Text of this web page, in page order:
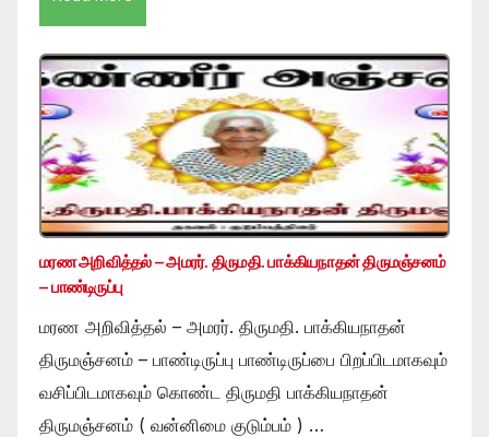
மரண அறிவித்தல் – அமரர். திருமதி. பாக்கியநாதன் திருமஞ்சனம்
– பாண்டிருப்பு
மரண அறிவித்தல் – அமரர். திருமதி. பாக்கியநாதன்
திருமஞ்சனம் – பாண்டிருப்பு பாண்டிருப்பை பிறப்பிடமாகவும்
வசிப்பிடமாகவும் கொண்ட திருமதி பாக்கியநாதன்
திருமஞ்சனம் ( வன்னிமை குடும்பம் ) …